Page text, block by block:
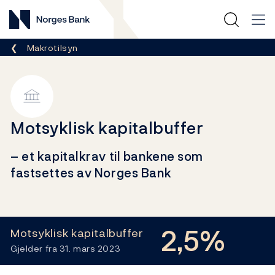
Norges Bank
Her er du nå:
Makrotilsyn
Motsyklisk kapitalbuffer
– et kapitalkrav til bankene som
fastsettes av Norges Bank
Lenker
Motsyklisk kapitalbuffer 2,5%
Gjelder fra 31. mars 2023